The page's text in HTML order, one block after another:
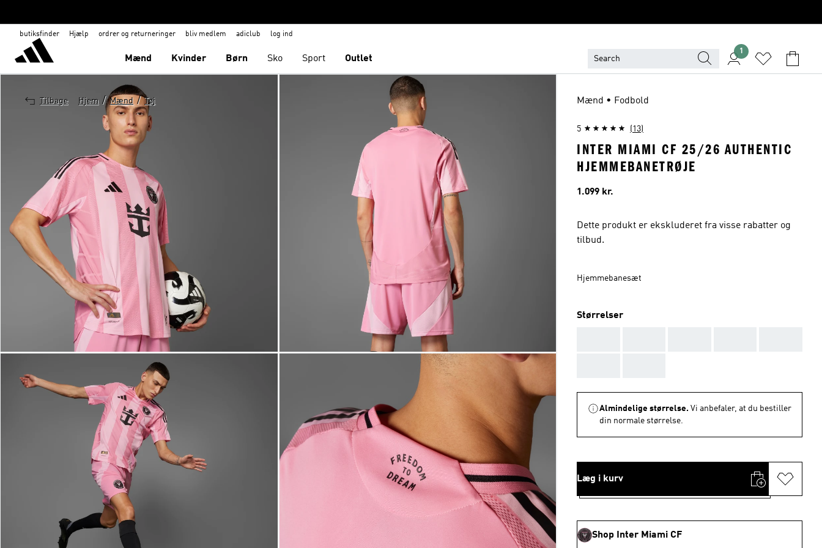
butiksfinder Hjælp ordrer og returneringer bliv medlem adiclub log ind
Mænd Kvinder Børn Sko Sport Outlet
1
Tilbage Hjem / Mænd / Tøj Mænd • Fodbold
5 (13)
INTER MIAMI CF 25/26 AUTHENTIC
HJEMMEBANETRØJE
Pris
1.099 kr.
Dette produkt er ekskluderet fra visse rabatter og
tilbud.
Hjemmebanesæt
Størrelser
Almindelige størrelse. Vi anbefaler, at du bestiller
din normale størrelse.
Læg i kurv
Shop Inter Miami CF